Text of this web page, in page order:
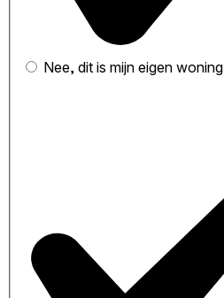
Nee, dit is mijn eigen woning